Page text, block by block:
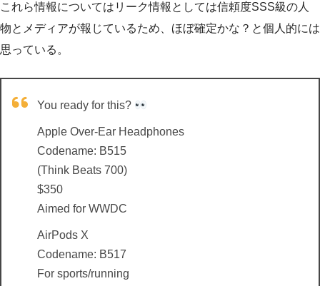
これら情報についてはリーク情報としては信頼度SSS級の人
物とメディアが報じているため、ほぼ確定かな？と個人的には
思っている。
You ready for this?
Apple Over-Ear Headphones
Codename: B515
(Think Beats 700)
$350
Aimed for WWDC
AirPods X
Codename: B517
For sports/running